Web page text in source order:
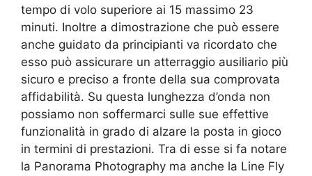
tempo di volo superiore ai 15 massimo 23
minuti. Inoltre a dimostrazione che può essere
anche guidato da principianti va ricordato che
esso può assicurare un atterraggio ausiliario più
sicuro e preciso a fronte della sua comprovata
affidabilità. Su questa lunghezza d’onda non
possiamo non soffermarci sulle sue effettive
funzionalità in grado di alzare la posta in gioco
in termini di prestazioni. Tra di esse si fa notare
la Panorama Photography ma anche la Line Fly